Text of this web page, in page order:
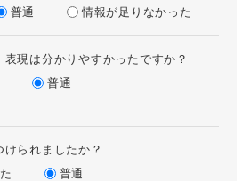
普通 情報が足りなかった
現は分かりやすかったですか？
普通
けられましたか？
普通